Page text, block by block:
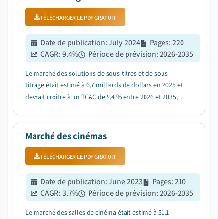
TÉLÉCHARGER LE PDF GRATUIT
Date de publication:July 2024 Pages:220
CAGR: 9.4% Période de prévision:2026-2035
Le marché des solutions de sous-titres et de sous-
titrage était estimé à 6,7 milliards de dollars en 2025 et
devrait croître à un TCAC de 9,4 % entre 2026 et 2035,
des médias....
Marché des cinémas
TÉLÉCHARGER LE PDF GRATUIT
Date de publication:June 2023 Pages:210
CAGR: 3.7% Période de prévision:2026-2035
Le marché des salles de cinéma était estimé à 51,1